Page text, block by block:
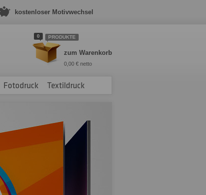
kostenloser Motivwechsel
0 PRODUKTE
zum Warenkorb
0,00 € netto
Fotodruck Textildruck